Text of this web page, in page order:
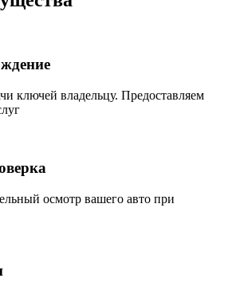
ключей владельцу. Предоставляем
осмотр вашего авто при